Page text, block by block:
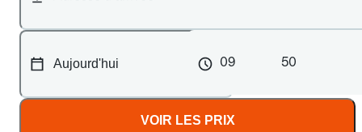
09 50
VOIR LES PRIX